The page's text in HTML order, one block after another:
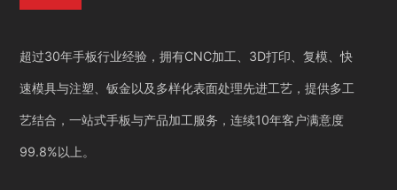
超过30年手板行业经验，拥有CNC加工、3D打印、复模、快
速模具与注塑、钣金以及多样化表面处理先进工艺，提供多工
艺结合，一站式手板与产品加工服务，连续10年客户满意度
99.8%以上。